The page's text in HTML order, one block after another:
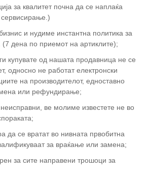
за квалитет почна да се наплаќа
сервисирање.)
и нудиме инстантна политика за
дена по приемот на артиклите);
купувате од нашата продавница не се
односно не работат електронски
на производителот, едноставно
или рефундирање;
ве молиме известете не во
да се вратат во нивната првобитна
за враќање или замена;
за сите направени трошоци за